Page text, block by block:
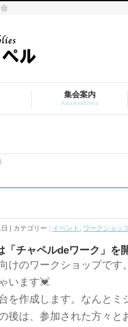
集会案内
Assemblies
カテゴリー : イベント ワークショッ
チャペルdeワーク」を
けのワークショップです
います💓
を作成します。なんとミ
は、参加された方々と